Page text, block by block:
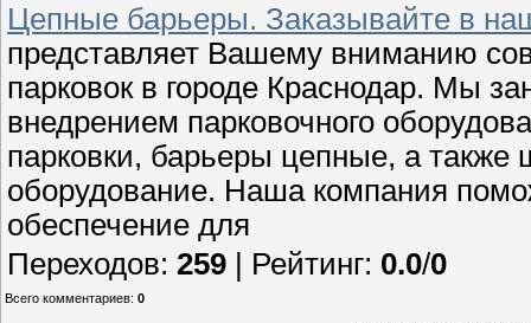
Цепные барьеры. Заказывайте в
представляет Вашему вниманию
парковок в городе Краснодар. Мы
внедрением парковочного
парковки, барьеры цепные, а также
оборудование. Наша компания
обеспечение для
Переходов: 259 | Рейтинг: 0.0/0
Всего комментариев: 0